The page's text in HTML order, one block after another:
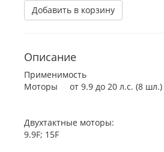
Добавить в корзину
Описание
Применимость
Моторы от 9.9 до 20 л.с. (8 шл.)
Двухтактные моторы:
9.9F; 15F